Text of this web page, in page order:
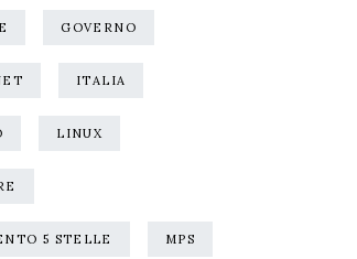
GOVERNO
ITALIA
LINUX
5 STELLE MPS